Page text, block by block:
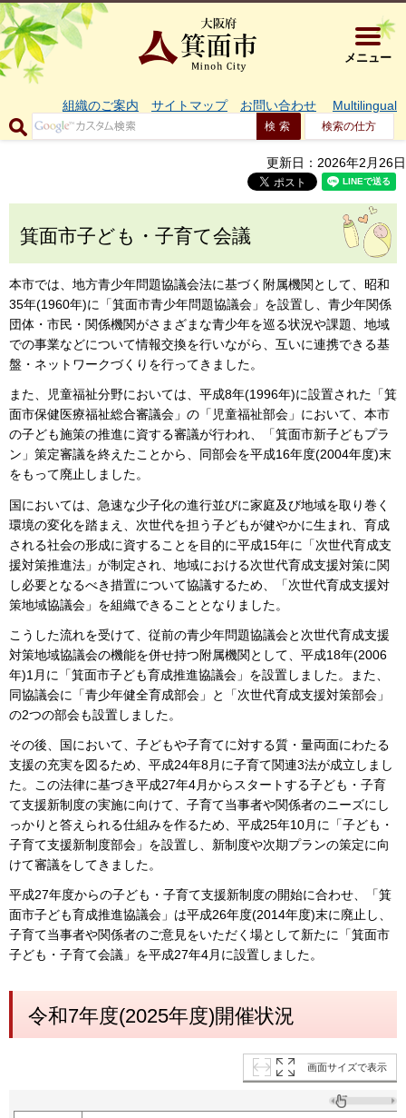
大阪府箕
メニュー
組織のご案内 サイトマップ お問い合わせ Multilingual
検索の仕方
更新日：2026年2月26日
箕面市子ども・子育て会議
本市では、地方青少年問題協議会法に基づく附属機関として、昭和
35年(1960年)に「箕面市青少年問題協議会」を設置し、青少年関係
団体・市民・関係機関がさまざまな青少年を巡る状況や課題、地域
での事業などについて情報交換を行いながら、互いに連携できる基
盤・ネットワークづくりを行ってきました。
また、児童福祉分野においては、平成8年(1996年)に設置された「箕
面市保健医療福祉総合審議会」の「児童福祉部会」において、本市
の子ども施策の推進に資する審議が行われ、「箕面市新子どもプラ
ン」策定審議を終えたことから、同部会を平成16年度(2004年度)末
をもって廃止しました。
国においては、急速な少子化の進行並びに家庭及び地域を取り巻く
環境の変化を踏まえ、次世代を担う子どもが健やかに生まれ、育成
される社会の形成に資することを目的に平成15年に「次世代育成支
援対策推進法」が制定され、地域における次世代育成支援対策に関
し必要となるべき措置について協議するため、「次世代育成支援対
策地域協議会」を組織できることとなりました。
こうした流れを受けて、従前の青少年問題協議会と次世代育成支援
対策地域協議会の機能を併せ持つ附属機関として、平成18年(2006
年)1月に「箕面市子ども育成推進協議会」を設置しました。また、
同協議会に「青少年健全育成部会」と「次世代育成支援対策部会」
の2つの部会も設置しました。
その後、国において、子どもや子育てに対する質・量両面にわたる
支援の充実を図るため、平成24年8月に子育て関連3法が成立しまし
た。この法律に基づき平成27年4月からスタートする子ども・子育
て支援新制度の実施に向けて、子育て当事者や関係者のニーズにし
っかりと答えられる仕組みを作るため、平成25年10月に「子ども・
子育て支援新制度部会」を設置し、新制度や次期プランの策定に向
けて審議をしてきました。
平成27年度からの子ども・子育て支援新制度の開始に合わせ、「箕
面市子ども育成推進協議会」は平成26年度(2014年度)末に廃止し、
子育て当事者や関係者のご意見をいただく場として新たに「箕面市
子ども・子育て会議」を平成27年4月に設置しました。
令和7年度(2025年度)開催状況
画面サイズで表示